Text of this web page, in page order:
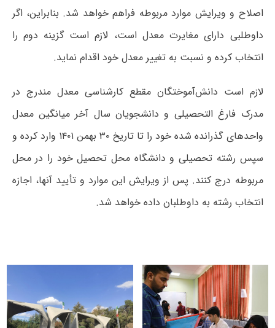
اصلاح و ویرایش موارد مربوطه فراهم خواهد شد. بنابراین، اگر
داوطلبی دارای مغایرت معدل است، لازم است گزینه دوم را
انتخاب کرده و نسبت به تغییر معدل خود اقدام نماید.
لازم است دانش‌آموختگان مقطع کارشناسی معدل مندرج در
مدرک فارغ التحصیلی و دانشجویان سال آخر میانگین معدل
واحدهای گذرانده شده خود را تا تاریخ ۳۰ بهمن ۱۴۰۱ وارد کرده و
سپس رشته تحصیلی و دانشگاه محل تحصیل خود را در محل
مربوطه درج کنند. پس از ویرایش این موارد و تأیید آنها، اجازه
انتخاب رشته به داوطلبان داده خواهد شد.